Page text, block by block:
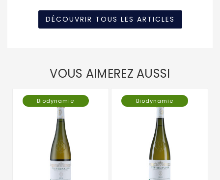
DÉCOUVRIR TOUS LES ARTICLES
VOUS AIMEREZ AUSSI
Biodynamie Biodynamie